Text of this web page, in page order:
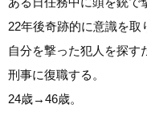
22年後奇跡的に意識を取
自分を撃った犯人を探す
刑事に復職する。
24歳→46歳。